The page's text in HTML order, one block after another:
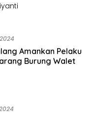
Amankan Pelaku
Burung Walet